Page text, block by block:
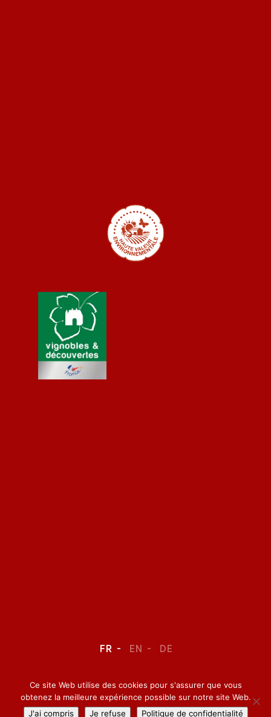
FR EN DE
LEGAL NOTICE–CONFIDENTIALITY
Ce site Web utilise des cookies pour s'assurer que vous
obtenez la meilleure expérience possible sur notre site Web.
J'ai compris
Je refuse Politique de confidentialité